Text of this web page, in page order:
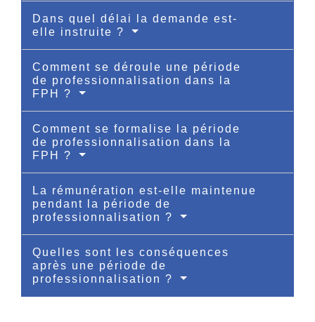
Dans quel délai la demande est-
elle instruite ?
Comment se déroule une période
de professionnalisation dans la
FPH ?
Comment se formalise la période
de professionnalisation dans la
FPH ?
La rémunération est-elle maintenue
pendant la période de
professionnalisation ?
Quelles sont les conséquences
après une période de
professionnalisation ?